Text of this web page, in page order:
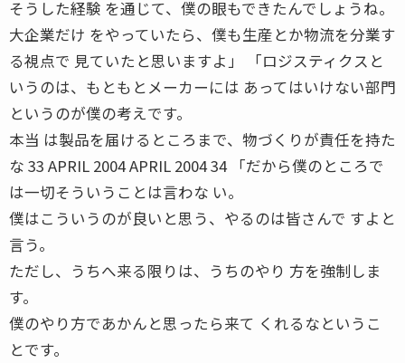
そうした経験 を通じて、僕の眼もできたんでしょうね。
大企業だけ をやっていたら、僕も生産とか物流を分業す
る視点で 見ていたと思いますよ」 「ロジスティクスと
いうのは、もともとメーカーには あってはいけない部門
というのが僕の考えです。
本当 は製品を届けるところまで、物づくりが責任を持た
な 33 APRIL 2004 APRIL 2004 34 「だから僕のところで
は一切そういうことは言わな い。
僕はこういうのが良いと思う、やるのは皆さんで すよと
言う。
ただし、うちへ来る限りは、うちのやり 方を強制しま
す。
僕のやり方であかんと思ったら来て くれるなというこ
とです。